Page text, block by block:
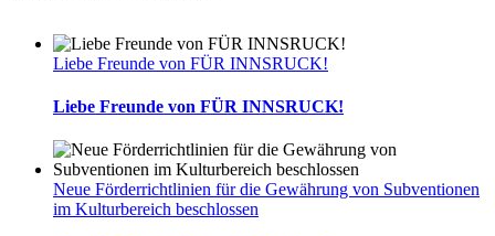
Liebe Freunde von FÜR INNSRUCK!
Liebe Freunde von FÜR INNSRUCK!
Neue Förderrichtlinien für die Gewährung von Subventionen
im Kulturbereich beschlossen